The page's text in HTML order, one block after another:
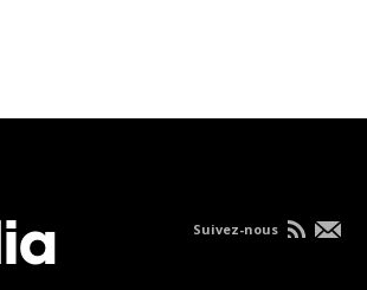
Suivez-nous